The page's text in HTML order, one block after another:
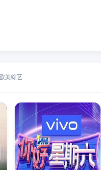
欧美综艺